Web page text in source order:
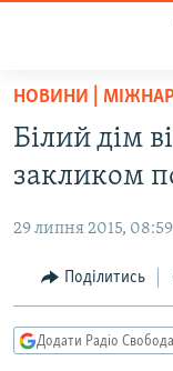
Перейти
основного
матеріалу
до
навігації
Перейти
до
ВСЕ ЗА ДОБУ
ПОЛІТИКА
ЕКОНОМІКА
КУЛЬТУРА
ВІЙНА
РОСІЙСЬКА
КРИМ.РЕАЛІЇ
НОВИНИ |
Білий дім
закликом
29 липня 2015, 08:59
Поділитись
Додати Радіо